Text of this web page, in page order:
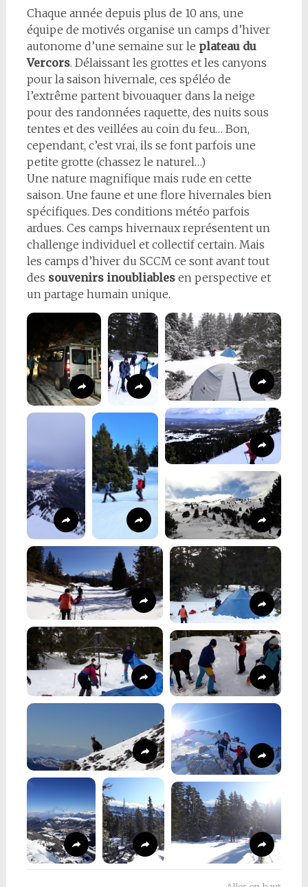
Chaque année depuis plus de 10 ans, une
équipe de motivés organise un camps d’hiver
autonome d’une semaine sur le plateau du
Vercors. Délaissant les grottes et les canyons
pour la saison hivernale, ces spéléo de
l’extrême partent bivouaquer dans la neige
pour des randonnées raquette, des nuits sous
tentes et des veillées au coin du feu… Bon,
cependant, c’est vrai, ils se font parfois une
petite grotte (chassez le naturel…)
Une nature magnifique mais rude en cette
saison. Une faune et une flore hivernales bien
spécifiques. Des conditions météo parfois
ardues. Ces camps hivernaux représentent un
challenge individuel et collectif certain. Mais
les camps d’hiver du SCCM ce sont avant tout
des souvenirs inoubliablesen perspective et
un partage humain unique.